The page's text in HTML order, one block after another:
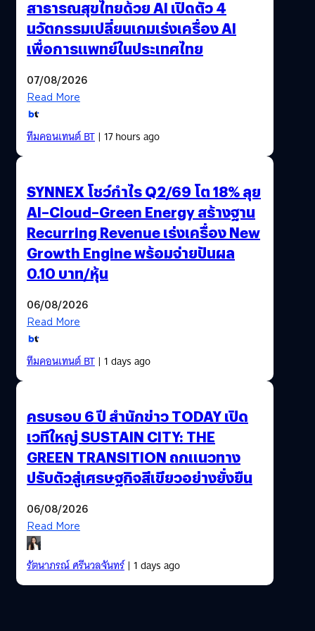
สาธารณสุขไทยด้วย AI เปิดตัว 4
นวัตกรรมเปลี่ยนเกมเร่งเครื่อง AI
เพื่อการแพทย์ในประเทศไทย
07/08/2026
Read More
ทีมคอนเทนต์ BT| 17 hours ago
SYNNEX โชว์กำไร Q2/69 โต 18% ลุย
AI–Cloud–Green Energy สร้างฐาน
Recurring Revenue เร่งเครื่อง New
Growth Engine พร้อมจ่ายปันผล
0.10 บาท/หุ้น
06/08/2026
Read More
ทีมคอนเทนต์ BT| 1 days ago
ครบรอบ 6 ปี สำนักข่าว TODAY เปิด
เวทีใหญ่ SUSTAIN CITY: THE
GREEN TRANSITION ถกแนวทาง
ปรับตัวสู่เศรษฐกิจสีเขียวอย่างยั่งยืน
06/08/2026
Read More
รัตนาภรณ์ ศรีนวลจันทร์| 1 days ago